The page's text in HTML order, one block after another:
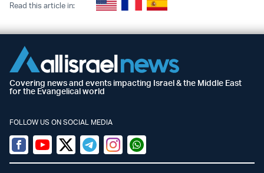
Read this article in:
Covering news and events impacting Israel & the Middle East
for the Evangelical world
FOLLOW US ON SOCIAL MEDIA
Facebook
YoutubeTwitter (X)
TelegramInstagramWhatsapp